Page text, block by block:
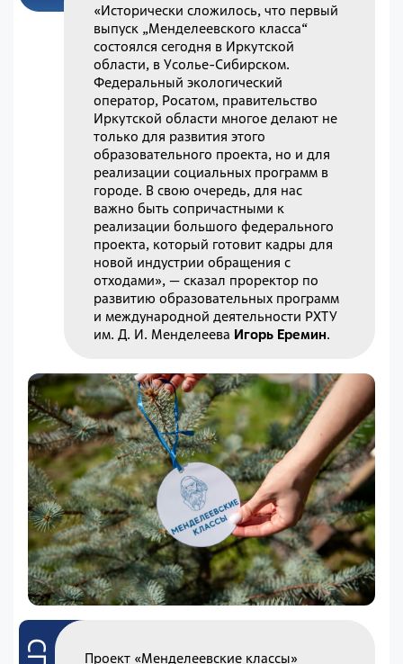
«Исторически сложилось, что первый
выпуск „Менделеевского класса“
состоялся сегодня в Иркутской
области, в Усолье-Сибирском.
Федеральный экологический
оператор, Росатом, правительство
Иркутской области многое делают не
только для развития этого
образовательного проекта, но и для
реализации социальных программ в
городе. В свою очередь, для нас
важно быть сопричастными к
реализации большого федерального
проекта, который готовит кадры для
новой индустрии обращения с
отходами», — сказал проректор по
развитию образовательных программ
и международной деятельности РХТУ
им. Д. И. Менделеева Игорь Еремин.
Проект «Менделеевские классы»